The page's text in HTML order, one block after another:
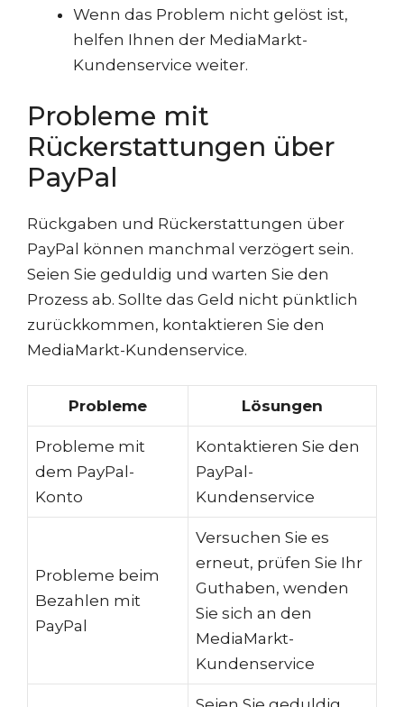
Wenn das Problem nicht gelöst ist,
helfen Ihnen der MediaMarkt-
Kundenservice weiter.
Probleme mit
Rückerstattungen über
PayPal
Rückgaben und Rückerstattungen über
PayPal können manchmal verzögert sein.
Seien Sie geduldig und warten Sie den
Prozess ab. Sollte das Geld nicht pünktlich
zurückkommen, kontaktieren Sie den
MediaMarkt-Kundenservice.
Probleme Lösungen
Probleme mit
dem PayPal-
Konto
Kontaktieren Sie den
PayPal-
Kundenservice
Probleme beim
Bezahlen mit
PayPal
Versuchen Sie es
erneut, prüfen Sie Ihr
Guthaben, wenden
Sie sich an den
MediaMarkt-
Kundenservice